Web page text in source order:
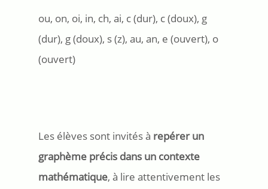
ou, on, oi, in, ch, ai, c (dur), c (doux), g
(dur), g (doux), s (z), au, an, e (ouvert), o
(ouvert)
Les élèves sont invités à repérer un
graphème précis dans un contexte
mathématique, à lire attentivement les